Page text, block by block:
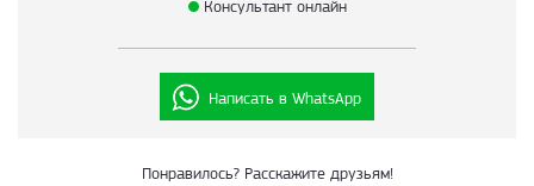
Консультант онлайн
Написать в WhatsApp
Понравилось? Расскажите друзьям!